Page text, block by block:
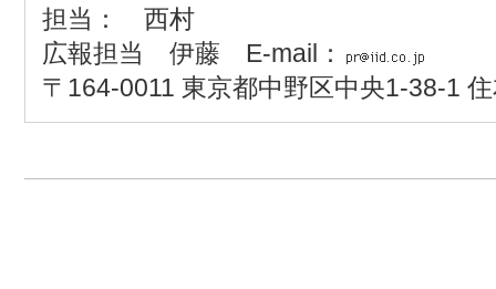
担当： 西村
広報担当 伊藤 E-mail：
〒164-0011 東京都中野区中央1-38-1